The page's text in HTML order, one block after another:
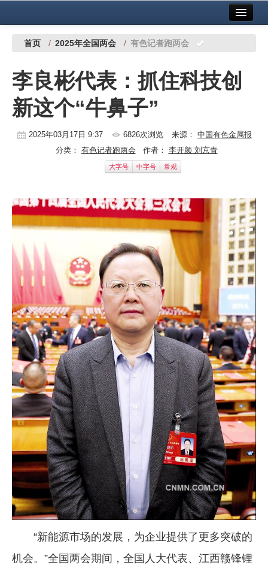
中国有色金属报社主办 广告服务
铜镍铅锌
铝
稀有稀土
镁钛
党建工作
企业文化
《资源再生》杂志
行情报价
数字报
首页 / 2025年全国两会 / 有色记者跑两会
李良彬代表：抓住科技创
新这个“牛鼻子”
2025年03月17日 9:37 6826次浏览 来源： 中国有色金属报
分类： 有色记者跑两会 作者： 李开颜 刘京青
大字号 中字号 常规
“新能源市场的发展，为企业提供了更多突破的
机会。”全国两会期间，全国人大代表、江西赣锋锂